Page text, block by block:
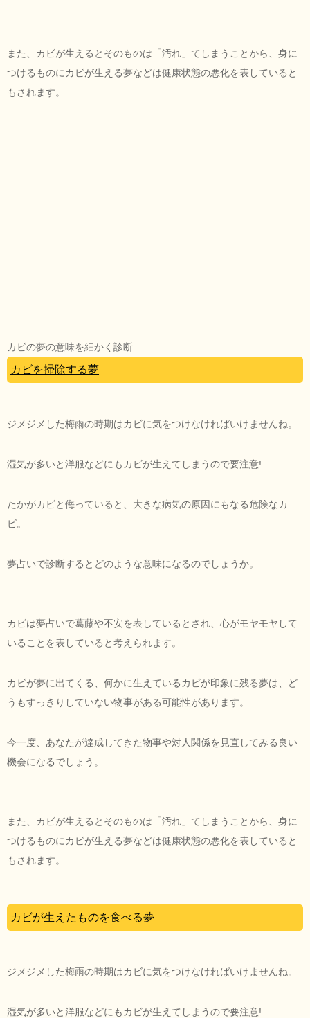
また、カビが生えるとそのものは「汚れ」てしまうことから、身に
つけるものにカビが生える夢などは健康状態の悪化を表していると
もされます。
カビの夢の意味を細かく診断
カビを掃除する夢
ジメジメした梅雨の時期はカビに気をつけなければいけませんね。
湿気が多いと洋服などにもカビが生えてしまうので要注意!
たかがカビと侮っていると、大きな病気の原因にもなる危険なカ
ビ。
夢占いで診断するとどのような意味になるのでしょうか。
カビは夢占いで葛藤や不安を表しているとされ、心がモヤモヤして
いることを表していると考えられます。
カビが夢に出てくる、何かに生えているカビが印象に残る夢は、ど
うもすっきりしていない物事がある可能性があります。
今一度、あなたが達成してきた物事や対人関係を見直してみる良い
機会になるでしょう。
また、カビが生えるとそのものは「汚れ」てしまうことから、身に
つけるものにカビが生える夢などは健康状態の悪化を表していると
もされます。
カビが生えたものを食べる夢
ジメジメした梅雨の時期はカビに気をつけなければいけませんね。
湿気が多いと洋服などにもカビが生えてしまうので要注意!